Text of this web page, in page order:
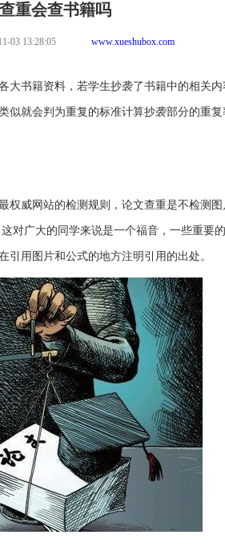
重会查书籍吗
03 13:28:05 www.xueshubox.com
书籍资料，若学生抄袭了书籍中的相关
似就会判为重复的标准计算抄袭部分的重
威网站的检测规则，论文查重是不检测
对广大的同学来说是一个福音，一些重要
用图片和公式的地方注明引用的出处。